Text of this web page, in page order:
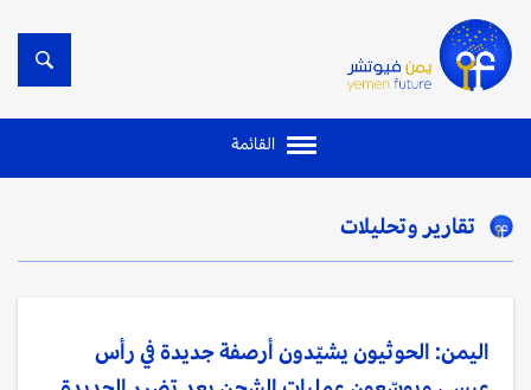
القائمة
تقارير وتحليلات
اليمن: الحوثيون يشيّدون أرصفة جديدة في رأس